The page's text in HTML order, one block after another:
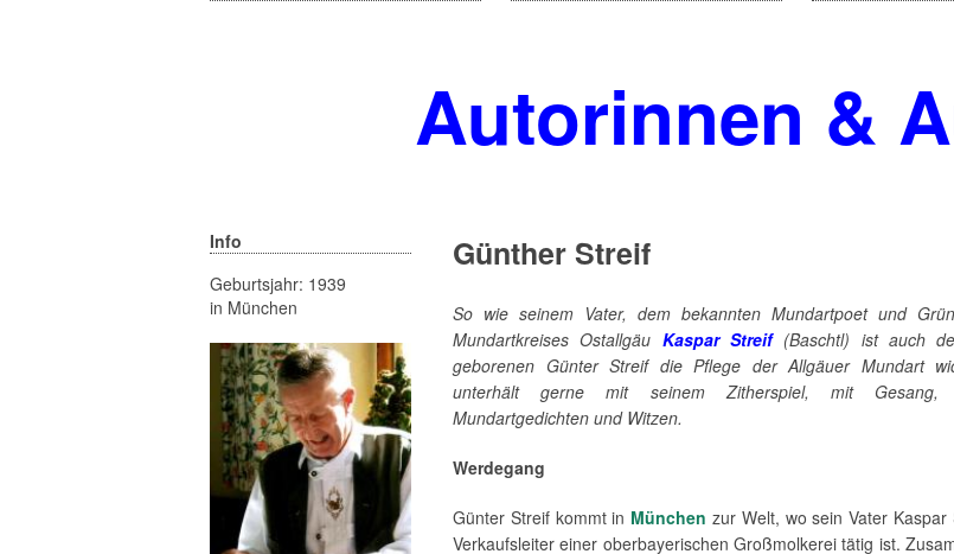
Autorinnen &
Info
Geburtsjahr: 1939
in München
Günther Streif
So wie seinem Vater, dem bekannten Mundartpoet und
Mundartkreises Ostallgäu Kaspar Streif(Baschtl) ist auch
geborenen Günter Streif die Pflege der Allgäuer Mundart
unterhält gerne mit seinem Zitherspiel, mit Gesang,
Mundartgedichten und Witzen.
Werdegang
Günter Streif kommt in München zur Welt, wo sein Vater Kaspar
Verkaufsleiter einer ober­bayerischen Großmolkerei tätig ist.